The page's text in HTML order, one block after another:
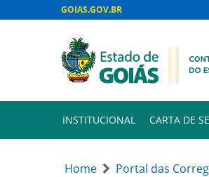
GOIAS.GOV.BR
INSTITUCIONAL CARTA DE
Home Portal das